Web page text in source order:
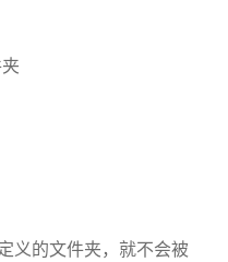
义的文件夹，就不会被